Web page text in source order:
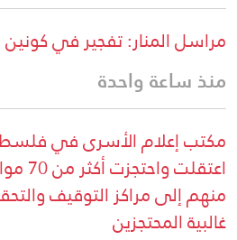
مراسل المنار: تفجير في كونين
منذ ساعة واحدة
مكتب إعلام الأسرى في
منهم إلى مراكز التوقيف
غالبية المحتجزين